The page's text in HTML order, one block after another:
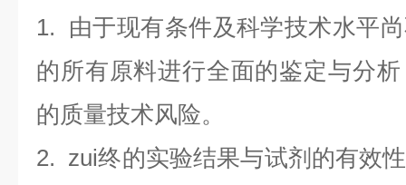
1. 由于现有条件及科学技术水平
的所有原料进行全面的鉴定与分
的质量技术风险。
2. zui终的实验结果与试剂的有效